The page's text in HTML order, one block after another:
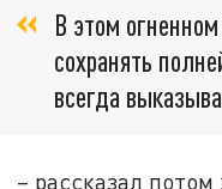
В этом
сохранять
всегда
– рассказал